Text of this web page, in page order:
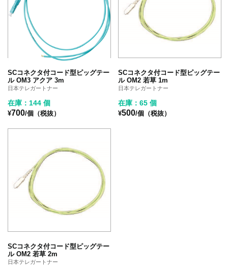
SCコネクタ付コード型ピッグテー
ル OM3 アクア 3m
日本テレガートナー
在庫：144 個
¥700/個（税抜）
SCコネクタ付コード型ピッグテー
ル OM2 若草 1m
日本テレガートナー
在庫：65 個
¥500/個（税抜）
SCコネクタ付コード型ピッグテー
ル OM2 若草 2m
日本テレガートナー